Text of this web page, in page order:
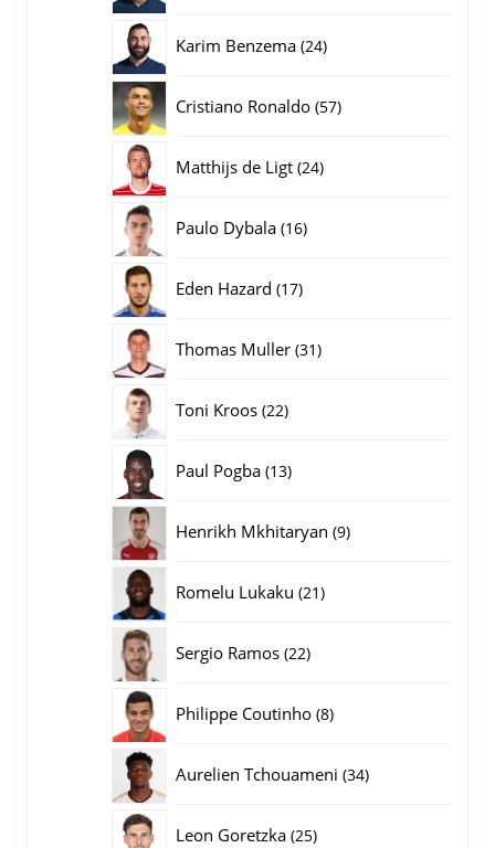
Karim Benzema 2424
Cristiano Ronaldo 5757
Matthijs de Ligt 2424
Paulo Dybala 1616
Eden Hazard 1717
Thomas Muller 3131
Toni Kroos 2222
Paul Pogba 1313
Henrikh Mkhitaryan 99
Romelu Lukaku 2121
Sergio Ramos 2222
Philippe Coutinho 88
Aurelien Tchouameni 3434
Leon Goretzka 2525